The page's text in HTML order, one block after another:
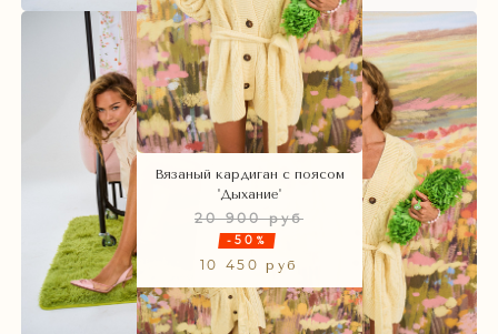
Вязаный кардиган с поясом
'Дыхание'
20 900 руб
-50%
10 450 руб